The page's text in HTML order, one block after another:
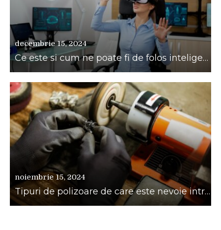
decembrie 15, 2024
Ce este si cum ne poate fi de folos inteligenta artificiala?
noiembrie 15, 2024
Tipuri de polizoare de care este nevoie intr-un atelier